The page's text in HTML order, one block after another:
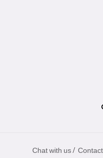
Chat with us /